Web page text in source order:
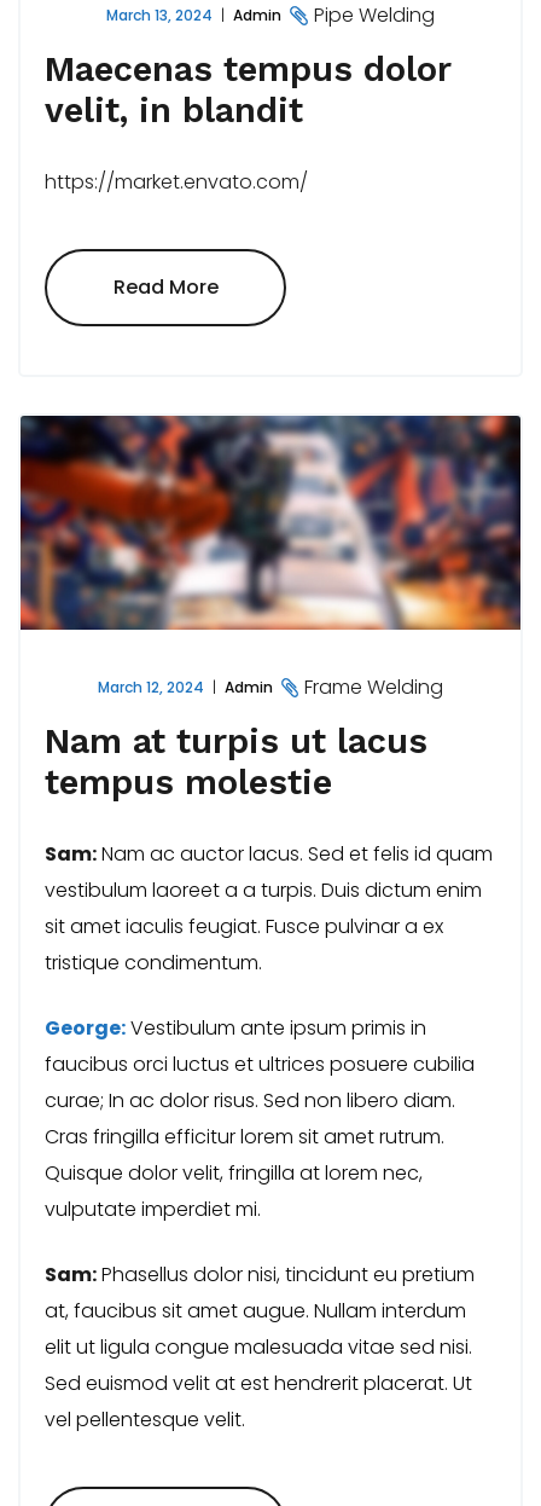
March 13, 2024 Admin Pipe Welding
Maecenas tempus dolor
velit, in blandit
https://market.envato.com/
Read More"Maecenas
Tempus
Dolor
March 12, 2024 Admin Frame Welding
Nam at turpis ut lacus
tempus molestie
Sam:Nam ac auctor lacus. Sed et felis id quam
vestibulum laoreet a a turpis. Duis dictum enim
sit amet iaculis feugiat. Fusce pulvinar a ex
tristique condimentum.
George:Vestibulum ante ipsum primis in
faucibus orci luctus et ultrices posuere cubilia
curae; In ac dolor risus. Sed non libero diam.
Cras fringilla efficitur lorem sit amet rutrum.
Quisque dolor velit, fringilla at lorem nec,
vulputate imperdiet mi.
Sam:Phasellus dolor nisi, tincidunt eu pretium
at, faucibus sit amet augue. Nullam interdum
elit ut ligula congue malesuada vitae sed nisi.
Sed euismod velit at est hendrerit placerat. Ut
vel pellentesque velit.